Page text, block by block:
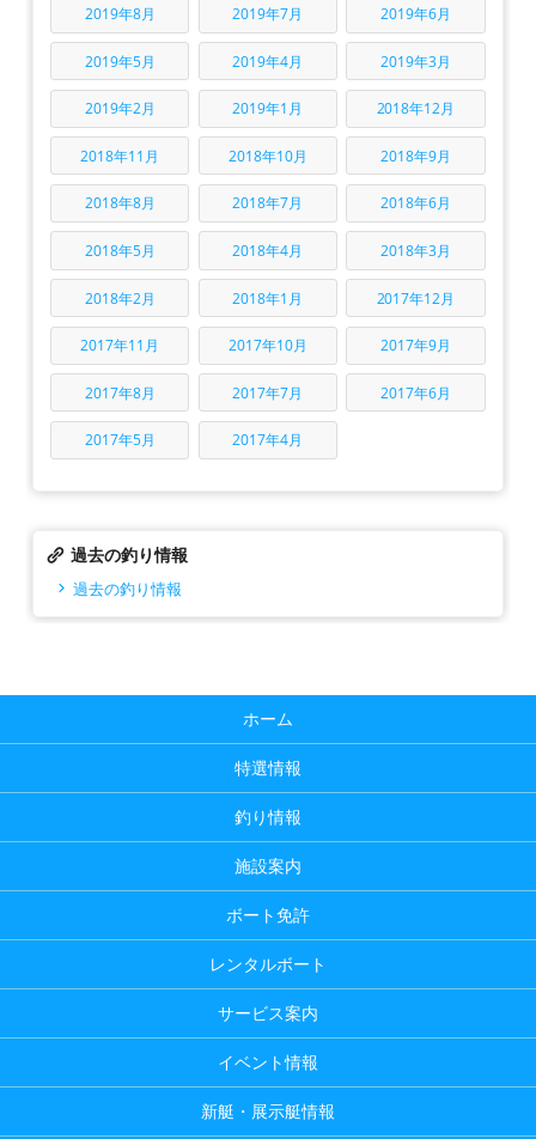
2019年8月 2019年7月 2019年6月
2019年5月 2019年4月 2019年3月
2019年2月 2019年1月 2018年12月
2018年11月 2018年10月 2018年9月
2018年8月 2018年7月 2018年6月
2018年5月 2018年4月 2018年3月
2018年2月 2018年1月 2017年12月
2017年11月 2017年10月 2017年9月
2017年8月 2017年7月 2017年6月
2017年5月 2017年4月
過去の釣り情報
過去の釣り情報
ホーム
特選情報
釣り情報
施設案内
ボート免許
レンタルボート
サービス案内
イベント情報
新艇・展示艇情報